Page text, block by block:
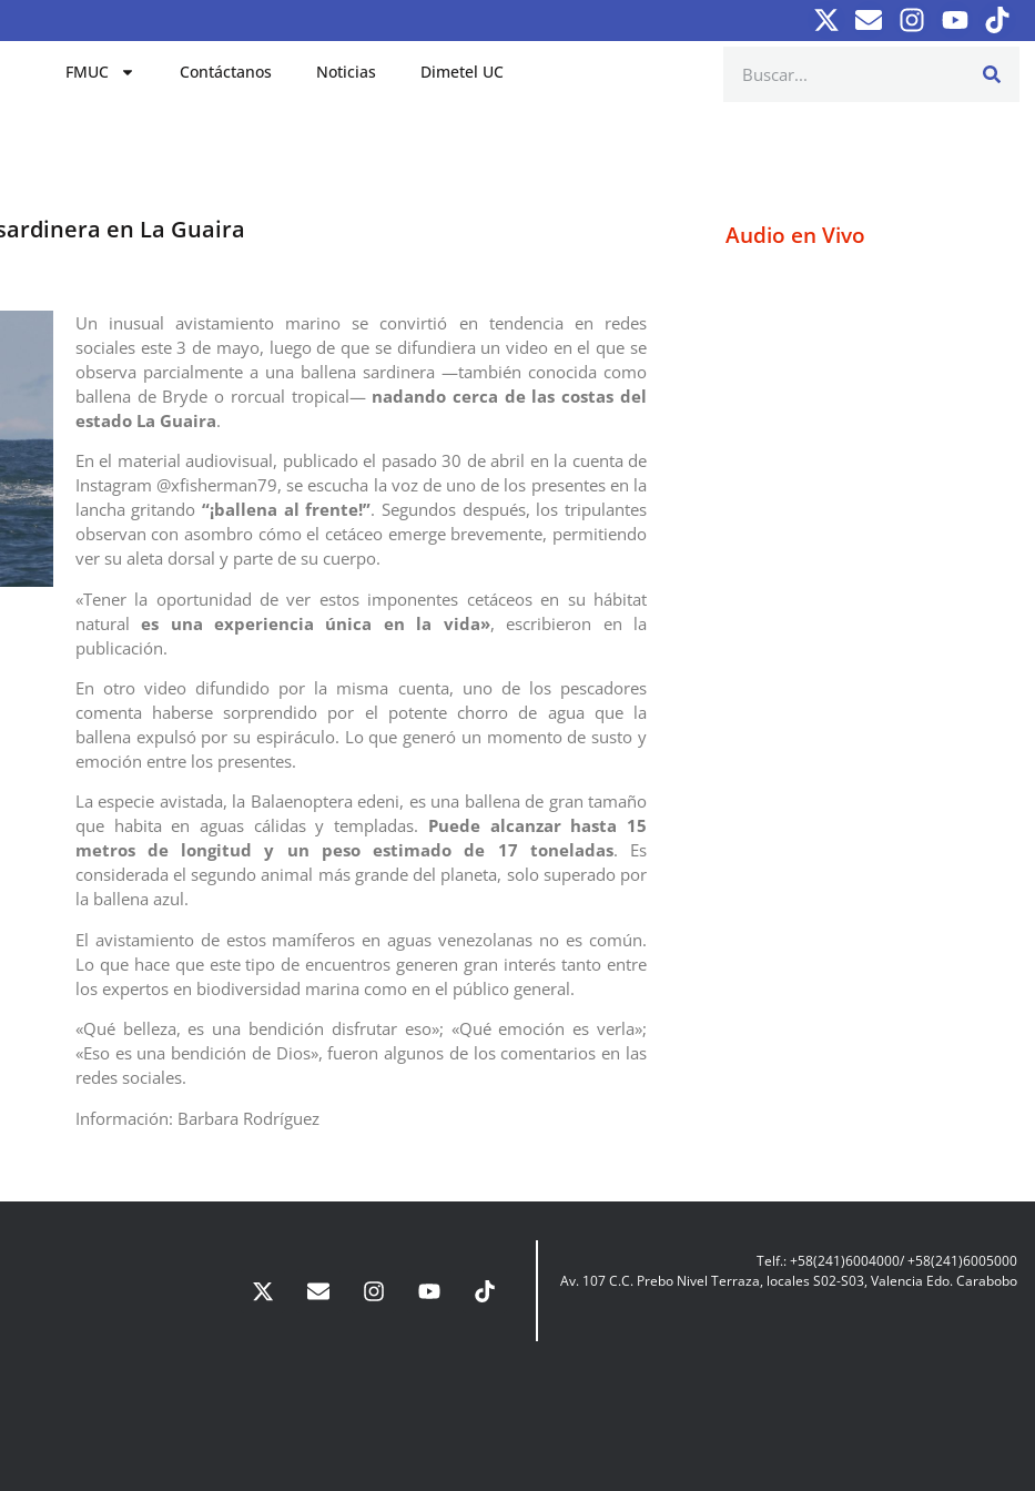
FMUC Contáctanos Noticias Dimetel UC
en La Guaira
Un inusual avistamiento marino se convirtió en tendencia en redes
sociales este 3 de mayo, luego de que se difundiera un video en el que se
observa parcialmente a una ballena sardinera —también conocida como
ballena de Bryde o rorcual tropical— nadando cerca de las costas del
estado La Guaira.
En el material audiovisual, publicado el pasado 30 de abril en la cuenta de
Instagram @xfisherman79, se escucha la voz de uno de los presentes en la
lancha gritando “¡ballena al frente!”. Segundos después, los tripulantes
observan con asombro cómo el cetáceo emerge brevemente, permitiendo
ver su aleta dorsal y parte de su cuerpo.
«Tener la oportunidad de ver estos imponentes cetáceos en su hábitat
naturales una experiencia única en la vida», escribieron en la
publicación.
En otro video difundido por la misma cuenta, uno de los pescadores
comenta haberse sorprendido por el potente chorro de agua que la
ballena expulsó por su espiráculo. Lo que generó un momento de susto y
emoción entre los presentes.
La especie avistada, la Balaenoptera edeni, es una ballena de gran tamaño
que habita en aguas cálidas y templadas. Puede alcanzar hasta 15
metros de longitud y un peso estimado de 17 toneladas. Es
considerada el segundo animal más grande del planeta, solo superado por
la ballena azul.
El avistamiento de estos mamíferos en aguas venezolanas no es común.
Lo que hace que este tipo de encuentros generen gran interés tanto entre
los expertos en biodiversidad marina como en el público general.
«Qué belleza, es una bendición disfrutar eso»; «Qué emoción es verla»;
«Eso es una bendición de Dios», fueron algunos de los comentarios en las
redes sociales.
Información: Barbara Rodríguez
Audio en Vivo
Telf.: +58(241)6004000/ +58(241)6005000
Av. 107 C.C. Prebo Nivel Terraza, locales S02-S03, Valencia Edo. Carabobo